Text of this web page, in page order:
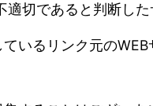
切であると判断した
いるリンク元の